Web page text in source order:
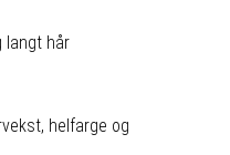
langt hår
helfarge og